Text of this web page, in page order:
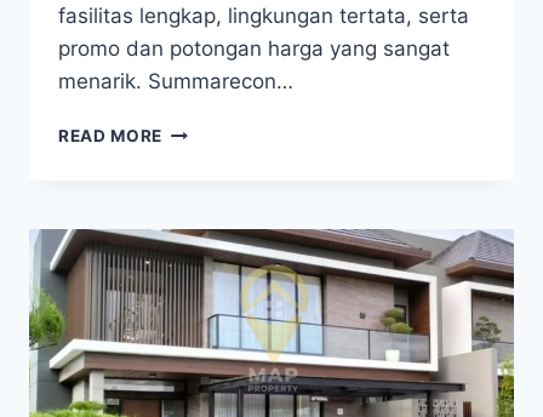
fasilitas lengkap, lingkungan tertata, serta
promo dan potongan harga yang sangat
menarik. Summarecon…
READ MORE SUMMARECON
DAPAT
KOTA
&
PROMO
BESAR
SUMMARECON